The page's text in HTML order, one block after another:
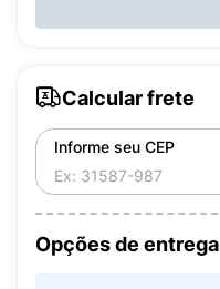
Calcular frete
Informe seu CEP
Opções de entrega